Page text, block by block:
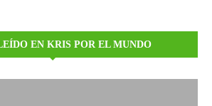
EN KRIS POR EL MUNDO